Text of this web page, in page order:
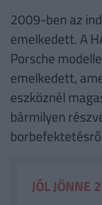
2009-ben az
emelkedett. A
Porsche
emelkedett,
eszköznél
bármilyen
JÓL JÖNNE